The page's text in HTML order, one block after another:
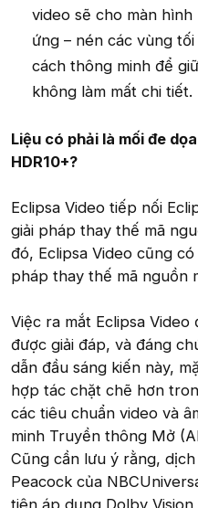
video sẽ cho màn
ứng – nén các vùng
cách thông minh để
không làm mất chi tiết.
Liệu có phải là mối đe
HDR10+?
Eclipsa Video tiếp nối
giải pháp thay thế mã
đó, Eclipsa Video cũng
pháp thay thế mã nguồn
Việc ra mắt Eclipsa
được giải đáp, và đáng
dẫn đầu sáng kiến này,
hợp tác chặt chẽ hơn
các tiêu chuẩn video và
minh Truyền thông Mở
Cũng cần lưu ý rằng,
Peacock của
tiên áp dụng Dolby